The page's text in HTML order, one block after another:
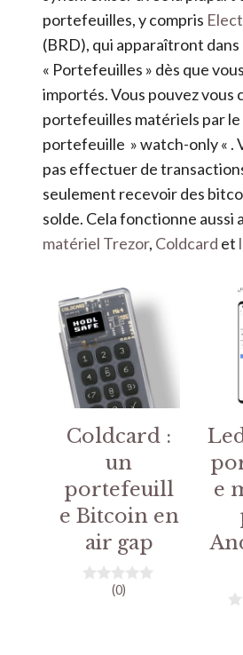
portefeuilles, y compris
(BRD), qui apparaîtront dans
« Portefeuilles » dès que
importés. Vous pouvez vous
portefeuilles matériels par le
portefeuille » watch-only « .
pas effectuer de
seulement recevoir des
solde. Cela fonctionne aussi
matériel Trezor, Coldcard et
Coldcard :
un
portefeuill
e Bitcoin en
air gap
(0)
e